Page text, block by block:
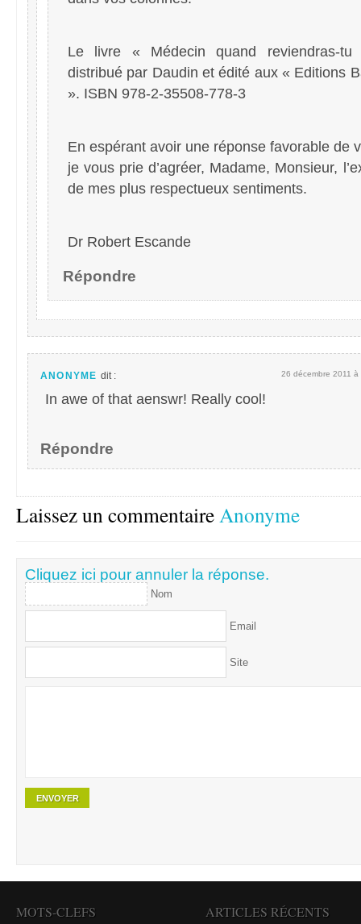
Le livre « Médecin quand reviendras-
distribué par Daudin et édité aux « Editions
». ISBN 978-2-35508-778-3
En espérant avoir une réponse favorable de
je vous prie d’agréer, Madame, Monsieur,
de mes plus respectueux sentiments.
Dr Robert Escande
Répondre
ANONYME dit : 26 décembre 2011 à
In awe of that aenswr! Really cool!
Répondre
Laissez un commentaireAnonyme
Cliquez ici pour annuler la réponse.
Nom
Email
Site
MOTS-CLEFS
ARTICLES RÉCENTS